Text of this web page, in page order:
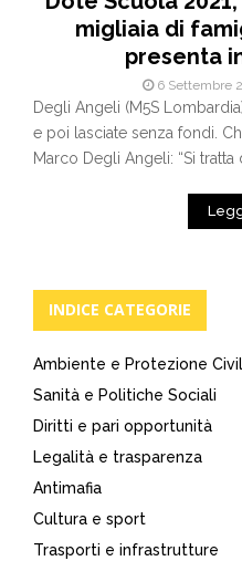
migliaia di
presenta
6 Settembre
Degli Angeli (M5S
e poi lasciate senza fondi.
Marco Degli Angeli: “Si tratta
INDICE CATEGORIE
Ambiente e Protezione
Sanità e Politiche Sociali
Diritti e pari opportunità
Legalità e trasparenza
Antimafia
Cultura e sport
Trasporti e infrastrutture